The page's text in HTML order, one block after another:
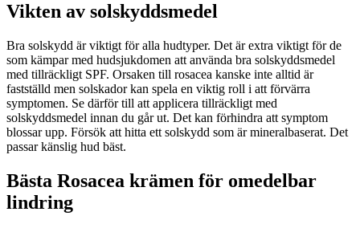
Vikten av solskyddsmedel
Bra solskydd är viktigt för alla hudtyper. Det är extra viktigt för de
som kämpar med hudsjukdomen att använda bra solskyddsmedel
med tillräckligt SPF. Orsaken till rosacea kanske inte alltid är
fastställd men solskador kan spela en viktig roll i att förvärra
symptomen. Se därför till att applicera tillräckligt med
solskyddsmedel innan du går ut. Det kan förhindra att symptom
blossar upp. Försök att hitta ett solskydd som är mineralbaserat. Det
passar känslig hud bäst.
Bästa Rosacea krämen för omedelbar
lindring